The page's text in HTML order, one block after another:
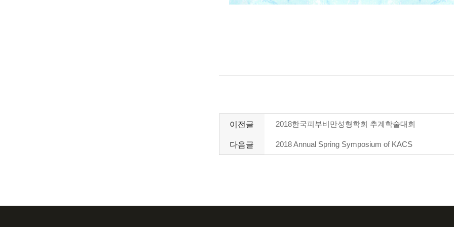
이전글 2018한국피부비만성형학회 추계학술대회
다음글 2018 Annual Spring Symposium of KACS